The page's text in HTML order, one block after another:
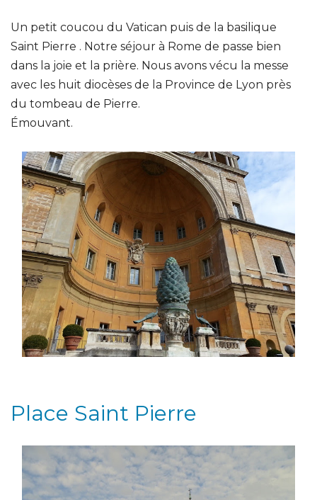
Un petit coucou du Vatican puis de la basilique
Saint Pierre . Notre séjour à Rome de passe bien
dans la joie et la prière. Nous avons vécu la messe
avec les huit diocèses de la Province de Lyon près
du tombeau de Pierre.
Émouvant.
Place Saint Pierre